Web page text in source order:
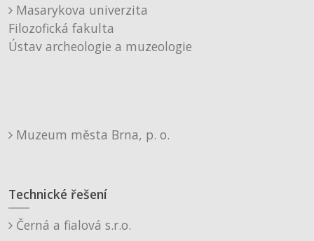
Masarykova univerzita
Filozofická fakulta
Ústav archeologie a muzeologie
Muzeum města Brna, p. o.
Technické řešení
Černá a fialová s.r.o.